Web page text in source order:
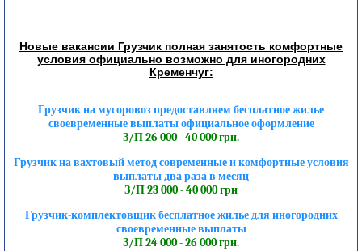
Новые вакансии Грузчик полная занятость комфортные
условия официально возможно для иногородних
Кременчуг:
Грузчик на мусоровоз предоставляем бесплатное жилье
своевременные выплаты официальное оформление
З/П 26 000 - 40 000 грн.
Грузчик на вахтовый метод современные и комфортные условия
выплаты два раза в месяц
З/П 23 000 - 40 000 грн
Грузчик-комплектовщик бесплатное жилье для иногородних
своевременные выплаты
З/П 24 000 - 26 000 грн.